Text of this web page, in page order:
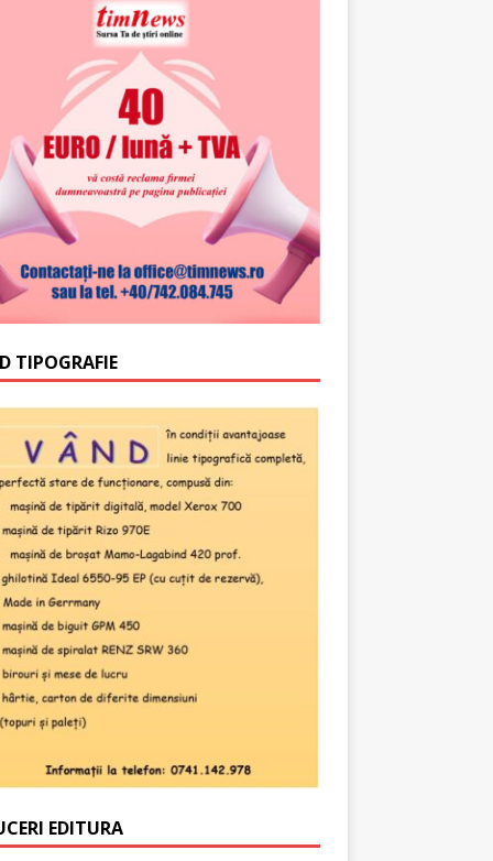
TIPOGRAFIE
EDITURA